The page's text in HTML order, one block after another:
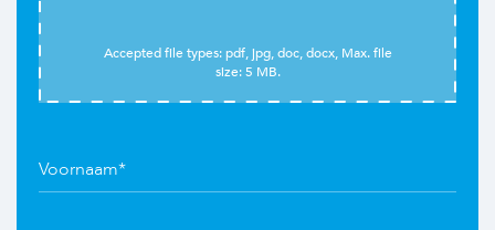
Accepted file types: pdf, jpg, doc, docx, Max. file
size: 5 MB.